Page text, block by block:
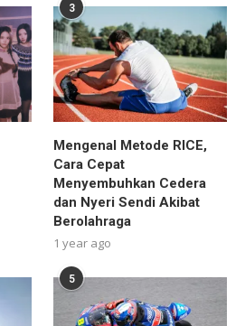
3
Mengenal Metode RICE,
Cara Cepat
Menyembuhkan Cedera
dan Nyeri Sendi Akibat
Berolahraga
1 year ago
5